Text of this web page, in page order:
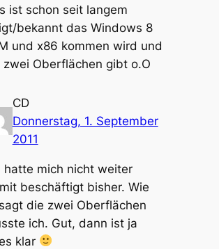
ist schon seit langem
bekannt das Windows 8
und x86 kommen wird und
zwei Oberflächen gibt o.O
CD
Donnerstag, 1. September
2011
hatte mich nicht weiter
beschäftigt bisher. Wie
die zwei Oberflächen
ich. Gut, dann ist ja
klar